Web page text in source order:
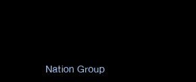
Nation Group